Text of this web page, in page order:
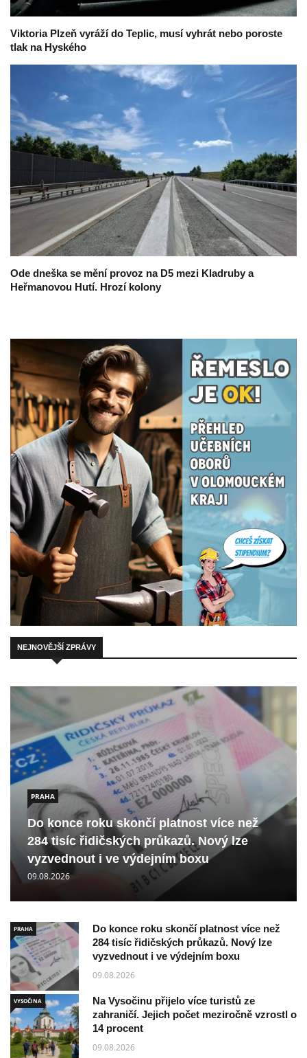
Viktoria Plzeň vyráží do Teplic, musí vyhrát nebo poroste
tlak na Hyského
Ode dneška se mění provoz na D5 mezi Kladruby a
Heřmanovou Hutí. Hrozí kolony
NEJNOVĚJŠÍ ZPRÁVY
PRAHA
Do konce roku skončí platnost více než
284 tisíc řidičských průkazů. Nový lze
vyzvednout i ve výdejním boxu
09.08.2026
PRAHA
Do konce roku skončí platnost více než
284 tisíc řidičských průkazů. Nový lze
vyzvednout i ve výdejním boxu
09.08.2026
VYSOČINA
Na Vysočinu přijelo více turistů ze
zahraničí. Jejich počet meziročně vzrostl o
14 procent
09.08.2026